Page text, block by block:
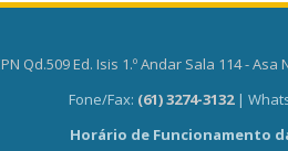
Qd.509 Ed. Isis 1.º Andar Sala 114 -
Fone/Fax: (61) 3274-3132 |
Horário de Funcionamento